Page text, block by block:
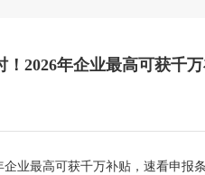
2026年企业最高可获千
业最高可获千万补贴，速看申报